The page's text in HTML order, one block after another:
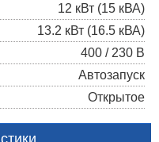
12 кВт (15 кВА)
13.2 кВт (16.5 кВА)
400 / 230 В
Автозапуск
Открытое